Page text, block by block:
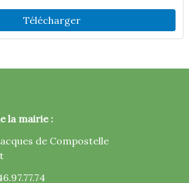
Télécharger
la mairie :
de Compostelle